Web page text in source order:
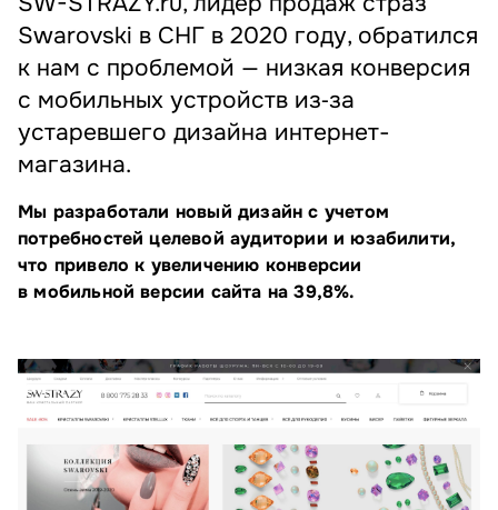
Swarovski в СНГ в 2020 году, обратился
к нам с проблемой — низкая конверсия
с мобильных устройств из‑за
устаревшего дизайна интернет-
магазина.
Мы разработали новый дизайн с учетом
потребностей целевой аудитории и юзабилити,
что привело к увеличению конверсии
в мобильной версии сайта на 39,8%.